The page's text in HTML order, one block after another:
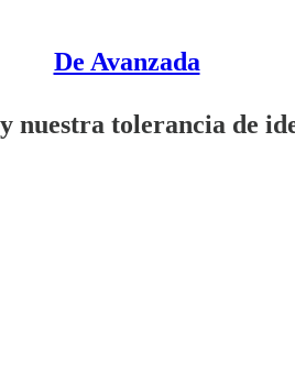
De Avanzada
tolerancia de